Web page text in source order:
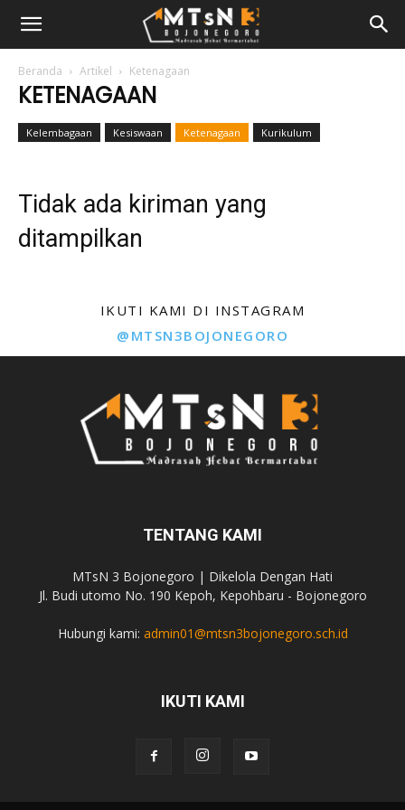
Beranda Artikel Ketenagaan
KETENAGAAN
Kelembagaan Kesiswaan Ketenagaan Kurikulum
Tidak ada kiriman yang
ditampilkan
IKUTI KAMI DI INSTAGRAM
@MTSN3BOJONEGORO
TENTANG KAMI
MTsN 3 Bojonegoro | Dikelola Dengan Hati
Jl. Budi utomo No. 190 Kepoh, Kepohbaru - Bojonegoro
Hubungi kami: admin01@mtsn3bojonegoro.sch.id
IKUTI KAMI